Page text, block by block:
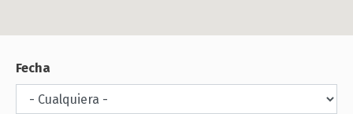
Fecha